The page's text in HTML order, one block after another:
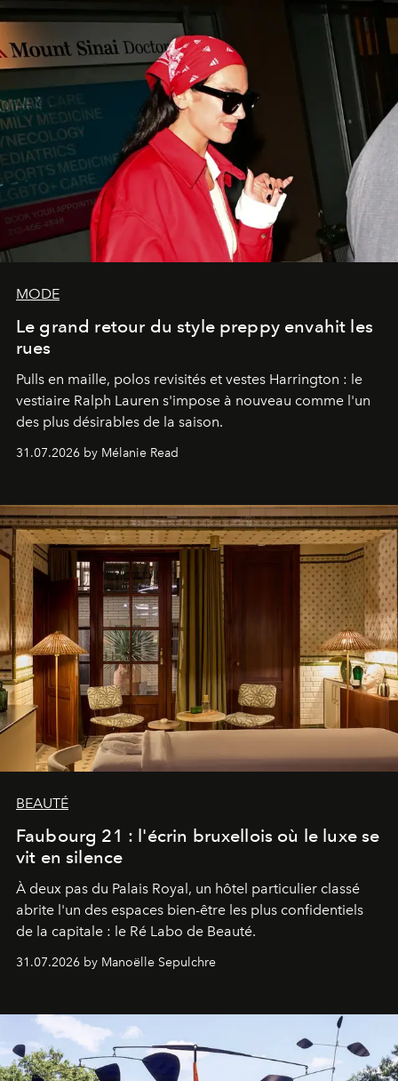
MODE
Le grand retour du style preppy envahit les
rues
Pulls en maille, polos revisités et vestes Harrington : le
vestiaire Ralph Lauren s'impose à nouveau comme l'un
des plus désirables de la saison.
31.07.2026 by Mélanie Read
BEAUTÉ
Faubourg 21 : l'écrin bruxellois où le luxe se
vit en silence
À deux pas du Palais Royal, un hôtel particulier classé
abrite l'un des espaces bien-être les plus confidentiels
de la capitale : le Ré Labo de Beauté.
31.07.2026 by Manoëlle Sepulchre